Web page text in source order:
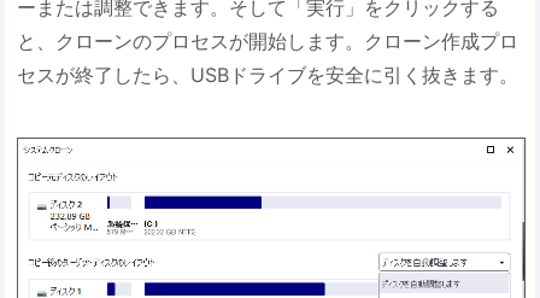
ーまたは調整できます。そして「実行」をクリックする
と、クローンのプロセスが開始します。クローン作成プロ
セスが終了したら、USBドライブを安全に引く抜きます。